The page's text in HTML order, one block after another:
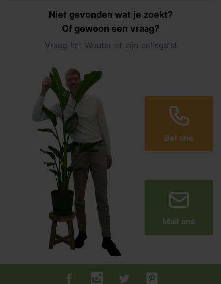
Niet gevonden wat je zoekt?
Of gewoon een vraag?
Vraag het Wouter of zijn collega's!
Bel ons
Mail ons